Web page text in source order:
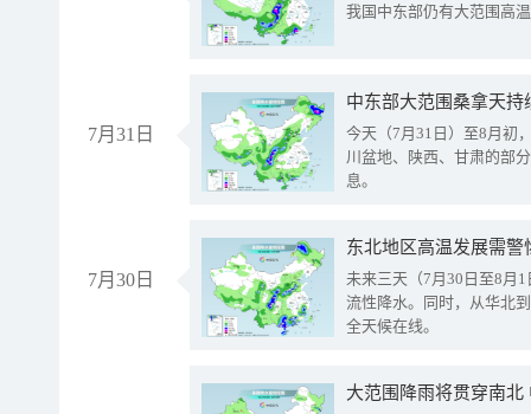
我国中东部仍有大范围高
7月31日
中东部大范围桑拿天
今天（7月31日）至8月初
川盆地、陕西、甘肃的部
息。
7月30日
东北地区高温发展需
未来三天（7月30日至8月
流性降水。同时，从华北
全天候在线。
大范围降雨将贯穿南